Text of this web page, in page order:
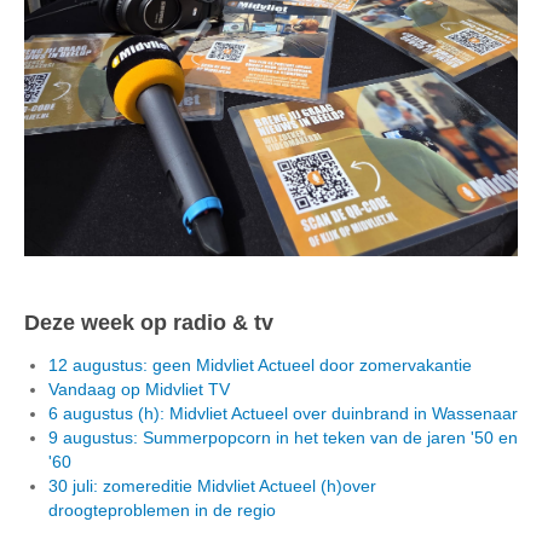
Deze week op radio & tv
12 augustus: geen Midvliet Actueel door zomervakantie
Vandaag op Midvliet TV
6 augustus (h): Midvliet Actueel over duinbrand in Wassenaar
9 augustus: Summerpopcorn in het teken van de jaren '50 en
'60
30 juli: zomereditie Midvliet Actueel (h)over
droogteproblemen in de regio